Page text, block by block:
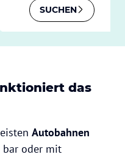
SUCHEN
das
Autobahnen
bar oder mit